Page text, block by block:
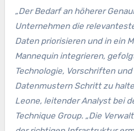
„Der Bedarf an höherer
Unternehmen die
Daten priorisieren und in ein
Mannequin integrieren,
Technologie, Vorschriften
Datenmustern Schritt zu
Leone, leitender Analyst bei
Technique Group. „Die